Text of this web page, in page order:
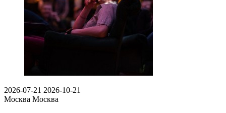
2026-07-21 2026-10-21
Москва Москва